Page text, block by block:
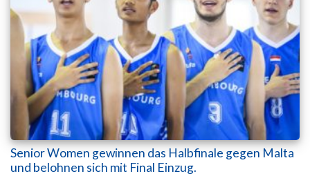
Senior Women gewinnen das Halbfinale gegen Malta
und belohnen sich mit Final Einzug.